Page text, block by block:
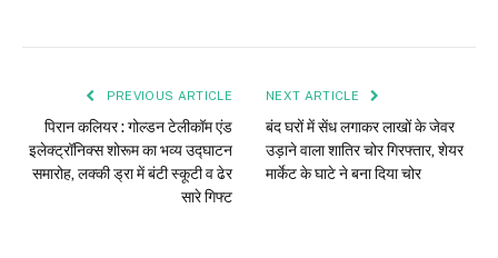
PREVIOUS ARTICLE
पिरान कलियर : गोल्डन टेलीकॉम एंड
इलेक्ट्रॉनिक्स शोरूम का भव्य उद्घाटन
समारोह, लक्की ड्रा में बंटी स्कूटी व ढेर
सारे गिफ्ट
NEXT ARTICLE
बंद घरों में सेंध लगाकर लाखों के जेवर
उड़ाने वाला शातिर चोर गिरफ्तार, शेयर
मार्केट के घाटे ने बना दिया चोर